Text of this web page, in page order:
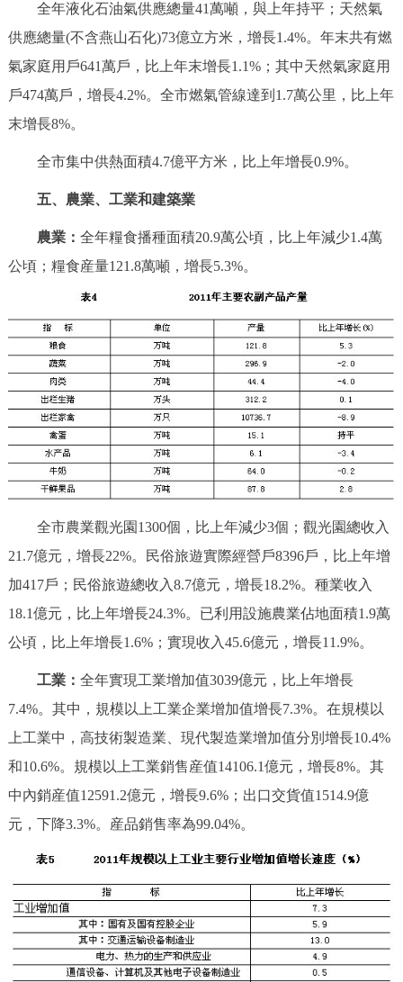
全年液化石油氣供應總量41萬噸，與上年持平；天然氣
供應總量(不含燕山石化)73億立方米，增長1.4%。年末共有燃
氣家庭用戶641萬戶，比上年末增長1.1%；其中天然氣家庭用
戶474萬戶，增長4.2%。全市燃氣管線達到1.7萬公里，比上年
末增長8%。
全市集中供熱面積4.7億平方米，比上年增長0.9%。
五、農業、工業和建築業
農業： 全年糧食播種面積20.9萬公頃，比上年減少1.4萬
公頃；糧食産量121.8萬噸，增長5.3%。
全市農業觀光園1300個，比上年減少3個；觀光園總收入
21.7億元，增長22%。民俗旅遊實際經營戶8396戶，比上年增
加417戶；民俗旅遊總收入8.7億元，增長18.2%。種業收入
18.1億元，比上年增長24.3%。已利用設施農業佔地面積1.9萬
公頃，比上年增長1.6%；實現收入45.6億元，增長11.9%。
工業： 全年實現工業增加值3039億元，比上年增長
7.4%。其中，規模以上工業企業增加值增長7.3%。在規模以
上工業中，高技術製造業、現代製造業增加值分別增長10.4%
和10.6%。規模以上工業銷售産值14106.1億元，增長8%。其
中內銷産值12591.2億元，增長9.6%；出口交貨值1514.9億
元，下降3.3%。産品銷售率為99.04%。